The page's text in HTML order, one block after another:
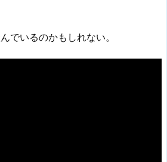
でいるのかもしれない。